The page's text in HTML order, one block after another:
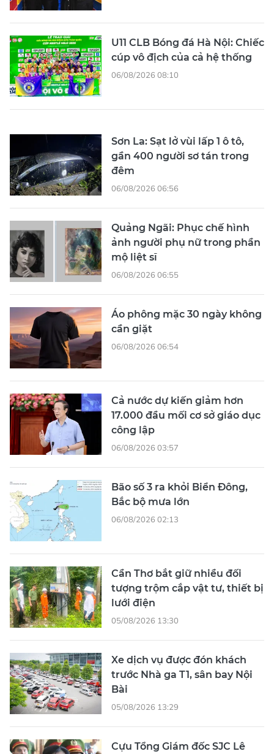
U11 CLB Bóng đá Hà Nội: Chiếc
cúp vô địch của cả hệ thống
06/08/2026 08:10
Sơn La: Sạt lở vùi lấp 1 ô tô,
gần 400 người sơ tán trong
đêm
06/08/2026 06:56
Quảng Ngãi: Phục chế hình
ảnh người phụ nữ trong phần
mộ liệt sĩ
06/08/2026 06:55
Áo phông mặc 30 ngày không
cần giặt
06/08/2026 06:54
Cả nước dự kiến giảm hơn
17.000 đầu mối cơ sở giáo dục
công lập
06/08/2026 03:57
Bão số 3 ra khỏi Biển Đông,
Bắc bộ mưa lớn
06/08/2026 02:13
Cần Thơ bắt giữ nhiều đối
tượng trộm cắp vật tư, thiết bị
lưới điện
05/08/2026 13:30
Xe dịch vụ được đón khách
trước Nhà ga T1, sân bay Nội
Bài
05/08/2026 13:29
Cựu Tổng Giám đốc SJC Lê